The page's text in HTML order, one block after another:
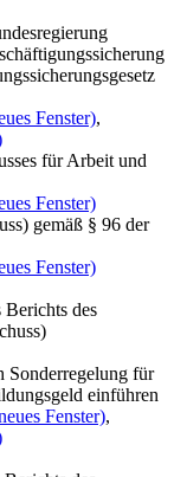
Fenster),
für Arbeit und
Fenster)
gemäß § 96 der
Fenster)
Berichts des
Sonderregelung für
einführen
Fenster),